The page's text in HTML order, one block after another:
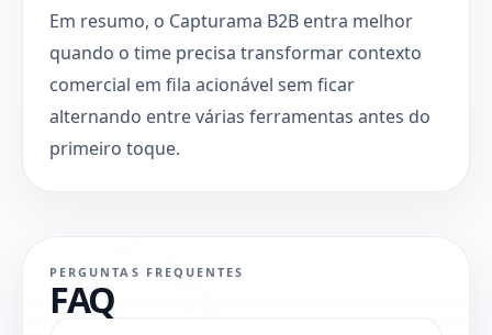
Em resumo, o Capturama B2B entra melhor
quando o time precisa transformar contexto
comercial em fila acionável sem ficar
alternando entre várias ferramentas antes do
primeiro toque.
PERGUNTAS FREQUENTES
FAQ